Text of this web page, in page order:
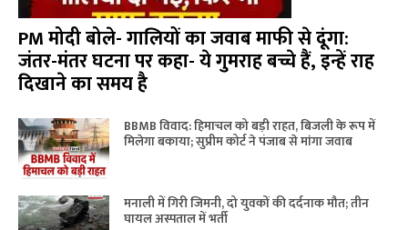
PM मोदी बोले- गालियों का जवाब माफी से दूंगा:
जंतर-मंतर घटना पर कहा- ये गुमराह बच्चे हैं, इन्हें राह
दिखाने का समय है
BBMB विवाद: हिमाचल को बड़ी राहत, बिजली के रूप में
मिलेगा बकाया; सुप्रीम कोर्ट ने पंजाब से मांगा जवाब
मनाली में गिरी जिमनी, दो युवकों की दर्दनाक मौत; तीन
घायल अस्पताल में भर्ती